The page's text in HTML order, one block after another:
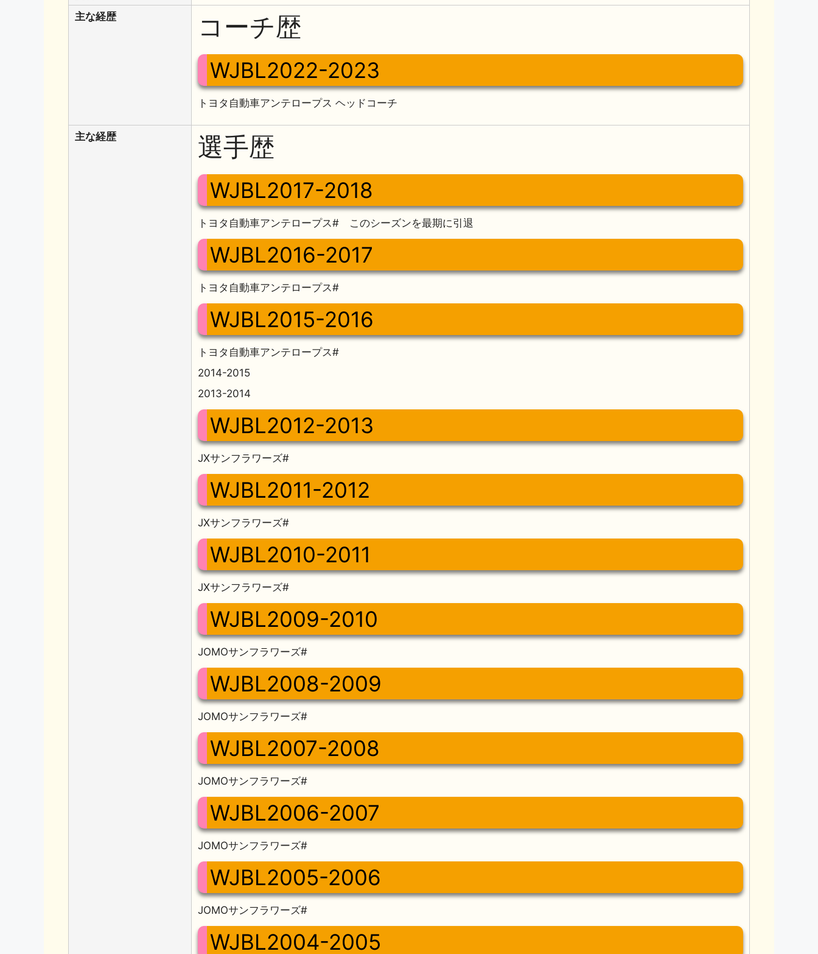
主な経歴
コーチ歴
WJBL2022-2023
トヨタ自動車アンテロープス ヘッドコーチ
主な経歴 選手歴
WJBL2017-2018
トヨタ自動車アンテロープス# このシーズンを最期に引退
WJBL2016-2017
トヨタ自動車アンテロープス#
WJBL2015-2016
トヨタ自動車アンテロープス#
2014-2015
2013-2014
WJBL2012-2013
JXサンフラワーズ#
WJBL2011-2012
JXサンフラワーズ#
WJBL2010-2011
JXサンフラワーズ#
WJBL2009-2010
JOMOサンフラワーズ#
WJBL2008-2009
JOMOサンフラワーズ#
WJBL2007-2008
JOMOサンフラワーズ#
WJBL2006-2007
JOMOサンフラワーズ#
WJBL2005-2006
JOMOサンフラワーズ#
WJBL2004-2005